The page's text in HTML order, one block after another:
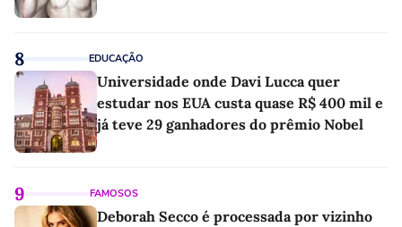
8 EDUCAÇÃO
Universidade onde Davi Lucca quer
estudar nos EUA custa quase R$ 400 mil e
já teve 29 ganhadores do prêmio Nobel
9 FAMOSOS
Deborah Secco é processada por vizinho